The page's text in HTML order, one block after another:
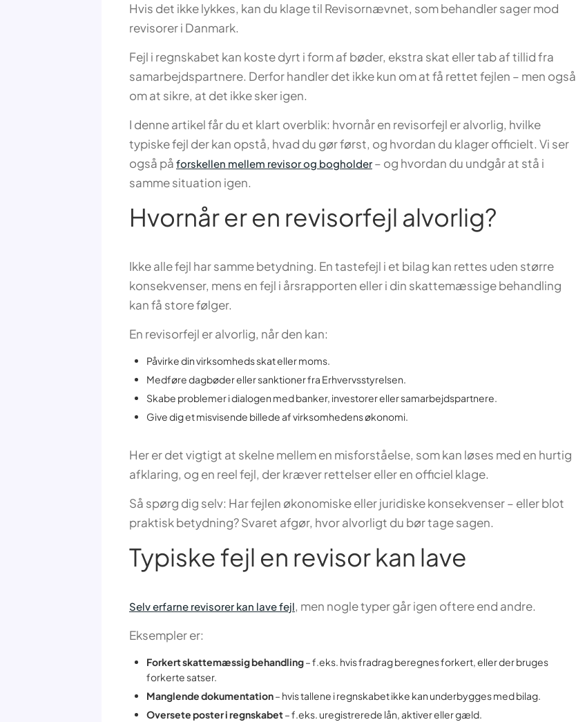
Hvis det ikke lykkes, kan du klage til Revisornævnet, som behandler sager mod
revisorer i Danmark.
Fejl i regnskabet kan koste dyrt i form af bøder, ekstra skat eller tab af tillid fra
samarbejdspartnere. Derfor handler det ikke kun om at få rettet fejlen – men også
om at sikre, at det ikke sker igen.
I denne artikel får du et klart overblik: hvornår en revisorfejl er alvorlig, hvilke
typiske fejl der kan opstå, hvad du gør først, og hvordan du klager officielt. Vi ser
også på forskellen mellem revisor og bogholder – og hvordan du undgår at stå i
samme situation igen.
Hvornår er en revisorfejl alvorlig?
Ikke alle fejl har samme betydning. En tastefejl i et bilag kan rettes uden større
konsekvenser, mens en fejl i årsrapporten eller i din skattemæssige behandling
kan få store følger.
En revisorfejl er alvorlig, når den kan:
Påvirke din virksomheds skat eller moms.
Medføre dagbøder eller sanktioner fra Erhvervsstyrelsen.
Skabe problemer i dialogen med banker, investorer eller samarbejdspartnere.
Give dig et misvisende billede af virksomhedens økonomi.
Her er det vigtigt at skelne mellem en misforståelse, som kan løses med en hurtig
afklaring, og en reel fejl, der kræver rettelser eller en officiel klage.
Så spørg dig selv: Har fejlen økonomiske eller juridiske konsekvenser – eller blot
praktisk betydning? Svaret afgør, hvor alvorligt du bør tage sagen.
Typiske fejl en revisor kan lave
Selv erfarne revisorer kan lave fejl, men nogle typer går igen oftere end andre.
Eksempler er:
Forkert skattemæssig behandling– f.eks. hvis fradrag beregnes forkert, eller der bruges
forkerte satser.
Manglende dokumentation– hvis tallene i regnskabet ikke kan underbygges med bilag.
Oversete poster i regnskabet– f.eks. uregistrerede lån, aktiver eller gæld.